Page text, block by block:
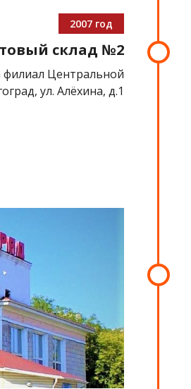
2007 год
склад №2
филиал Центральной
ул. Алёхина, д.1